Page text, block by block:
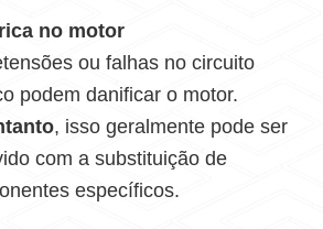
no motor
ou falhas no circuito
podem danificar o motor.
, isso geralmente pode ser
com a substituição de
específicos.